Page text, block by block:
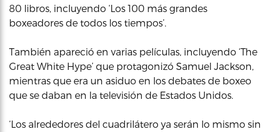
80 libros, incluyendo ‘Los 100 más grandes
boxeadores de todos los tiempos’.
También apareció en varias películas, incluyendo ‘The
Great White Hype’ que protagonizó Samuel Jackson,
mientras que era un asiduo en los debates de boxeo
que se daban en la televisión de Estados Unidos.
‘Los alrededores del cuadrilátero ya serán lo mismo sin